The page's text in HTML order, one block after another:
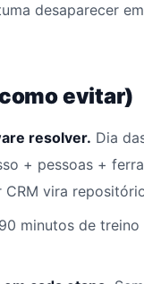
desaparecer
evitar)
resolver. Dia
+ pessoas +
CRM vira
90 minutos de